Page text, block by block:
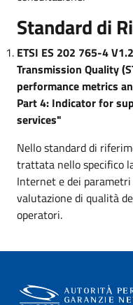
Standard di
ETSI ES 202 765-4
Transmission Quality
performance metrics
Part 4: Indicator for
services"
Nello standard di
trattata nello specifico
Internet e dei
valutazione di qualità
operatori.